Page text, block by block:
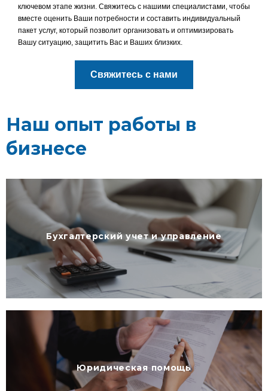
ключевом этапе жизни. Свяжитесь с нашими специалистами, чтобы
вместе оценить Ваши потребности и составить индивидуальный
пакет услуг, который позволит организовать и оптимизировать
Вашу ситуацию, защитить Вас и Ваших близких.
Свяжитесь с нами
Наш опыт работы в
бизнесе
Бухгалтерский учет и управление
Юридическая помощь